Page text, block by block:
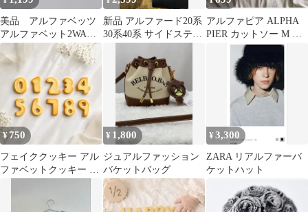
美品 アルファベッツ
アルファベット2WAY
クラッチバッグ ホワイ
ト 上品
新品 アルファード20系
30系40系 サイドステッ
アルファピア ALPHA
PIER カットソー M オ
フィス 七分袖 丸首
¥750
フェイククッキー アル
ファベットクッキー 日
¥ 1,800
ジュアルファッション
バケットバッグ
¥3,300
ZARA リアルファーバ
ケットハット